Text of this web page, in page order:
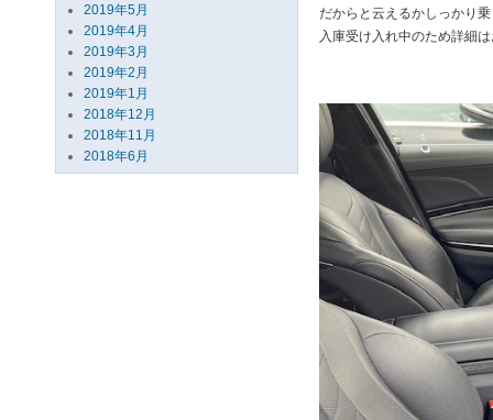
2019年5月
2019年4月
2019年3月
2019年2月
2019年1月
2018年12月
2018年11月
2018年6月
だからと云えるかしっかり
入庫受け入れ中のため詳細